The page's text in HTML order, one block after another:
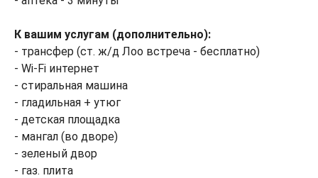
К вашим услугам (дополнительно):
- трансфер (ст. ж/д Лоо встреча - бесплатно)
- Wi-Fi интернет
- стиральная машина
- гладильная + утюг
- детская площадка
- мангал (во дворе)
- зеленый двор
- газ. плита